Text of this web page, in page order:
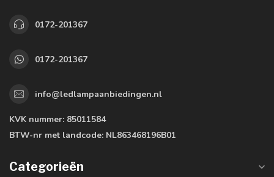
0172-201367
0172-201367
info@ledlampaanbiedingen.nl
KVK nummer: 85011584
BTW-nr met landcode: NL863468196B01
Categorieën